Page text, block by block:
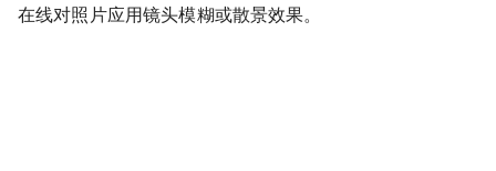
在线对照片应用镜头模糊或散景效果。